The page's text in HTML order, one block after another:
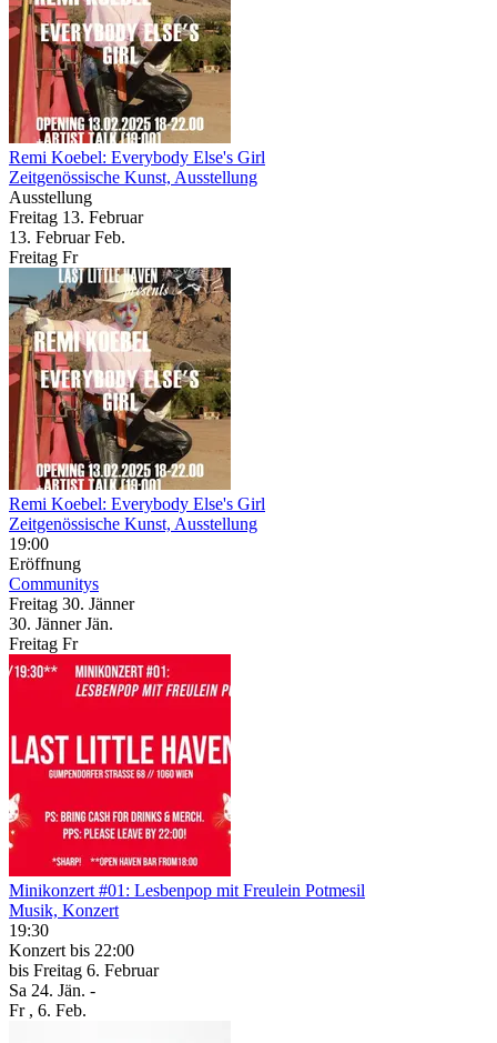
Remi Koebel: Everybody Else's Girl
Zeitgenössische Kunst, Ausstellung
Ausstellung
Freitag 13. Februar
13. Februar Feb.
Freitag Fr
Remi Koebel: Everybody Else's Girl
Zeitgenössische Kunst, Ausstellung
19:00
Eröffnung
Communitys
Freitag 30. Jänner
30. Jänner Jän.
Freitag Fr
Minikonzert #01: Lesbenpop mit Freulein Potmesil
Musik, Konzert
19:30
Konzert bis 22:00
bis Freitag 6. Februar
Sa 24. Jän. -
Fr , 6. Feb.